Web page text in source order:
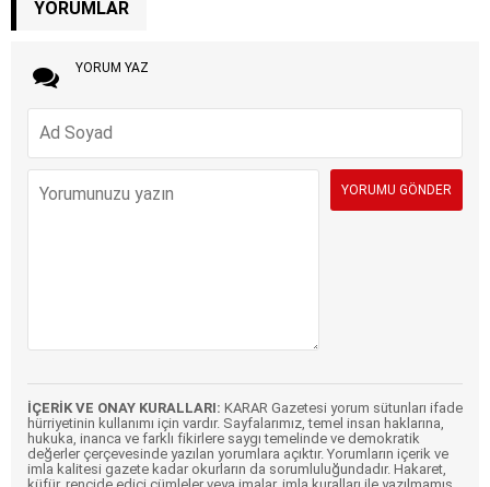
YORUMLAR
YORUM YAZ
İÇERİK VE ONAY KURALLARI: KARAR Gazetesi yorum sütunları ifade
hürriyetinin kullanımı için vardır. Sayfalarımız, temel insan haklarına,
hukuka, inanca ve farklı fikirlere saygı temelinde ve demokratik
değerler çerçevesinde yazılan yorumlara açıktır. Yorumların içerik ve
imla kalitesi gazete kadar okurların da sorumluluğundadır. Hakaret,